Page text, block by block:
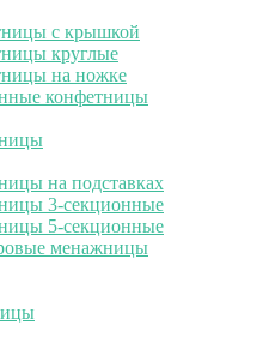
с крышкой
круглые
на ножке
конфетницы
на подставках
3-секционные
5-секционные
менажницы